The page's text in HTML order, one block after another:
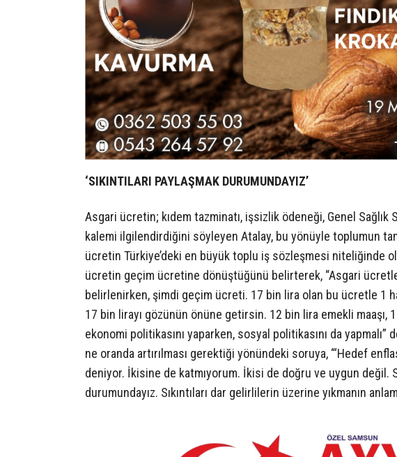
‘SIKINTILARI PAYLAŞMAK DURUMUNDAYIZ’
Asgari ücretin; kıdem tazminatı, işsizlik ödeneği, Genel Sağlık
kalemi ilgilendirdiğini söyleyen Atalay, bu yönüyle toplumun
ücretin Türkiye’deki en büyük toplu iş sözleşmesi niteliğinde
ücretin geçim ücretine dönüştüğünü belirterek, “Asgari
belirlenirken, şimdi geçim ücreti. 17 bin lira olan bu ücretle 1
17 bin lirayı gözünün önüne getirsin. 12 bin lira emekli maaşı,
ekonomi politikasını yaparken, sosyal politikasını da
ne oranda artırılması gerektiği yönündeki soruya, “‘Hedef
deniyor. İkisine de katmıyorum. İkisi de doğru ve uygun değil.
durumundayız. Sıkıntıları dar gelirlilerin üzerine yıkmanın